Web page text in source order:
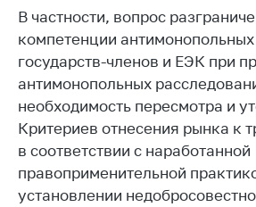
Деятельность
Ценовая политика
Антимонопольное
регулирование и
конкуренция
Торговля и услуги
Регулирование и
контроль закупок
В частности, вопрос
компетенции
государств-членов и ЕЭК при
антимонопольных
необходимость пересмотра и
Критериев отнесения рынка к
в соответствии с наработанной
правоприменительной
установлении